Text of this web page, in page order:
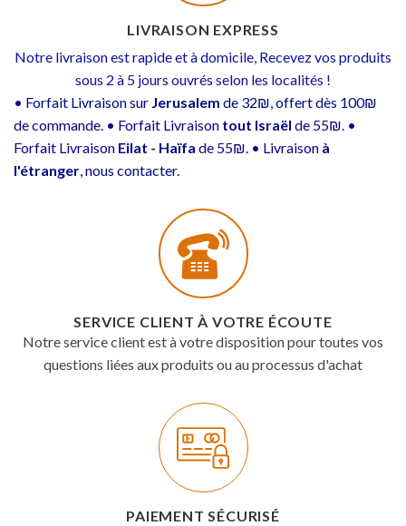
LIVRAISON EXPRESS
Notre livraison est rapide et à domicile, Recevez vos produits
sous 2 à 5 jours ouvrés selon les localités !
• Forfait Livraison sur Jerusalem de 32₪, offert dès 100₪
de commande. • Forfait Livraison tout Israël de 55₪. •
Forfait Livraison Eilat - Haïfa de 55₪. • Livraison à
l'étranger, nous contacter.
SERVICE CLIENT À VOTRE ÉCOUTE
Notre service client est à votre disposition pour toutes vos
questions liées aux produits ou au processus d'achat
PAIEMENT SÉCURISÉ